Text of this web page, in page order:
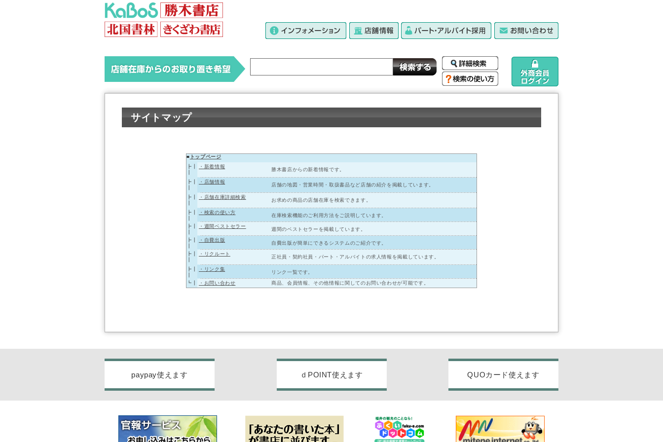
サイトマップ
■ トップページ
┣┃
・新着情報
勝木書店からの新着情報です。
┣┃
・店舗情報
店舗の地図・営業時間・取扱書品など店舗の紹介を掲載しています。
┣┃
・店舗在庫詳細検索
お求めの商品の店舗在庫を検索できます。
┣┃
・検索の使い方
在庫検索機能のご利用方法をご説明しています。
┣┃
・週間ベストセラー
週間のベストセラーを掲載しています。
┣┃
・自費出版
自費出版が簡単にできるシステムのご紹介です。
┣┃
・リクルート
正社員・契約社員・パート・アルバイトの求人情報を掲載しています。
┣┃
・リンク集
リンク一覧です。
┗┃
・お問い合わせ 商品、会員情報、その他情報に関してのお問い合わせが可能です。
paypay使えます ｄPOINT使えます QUOカード使えます